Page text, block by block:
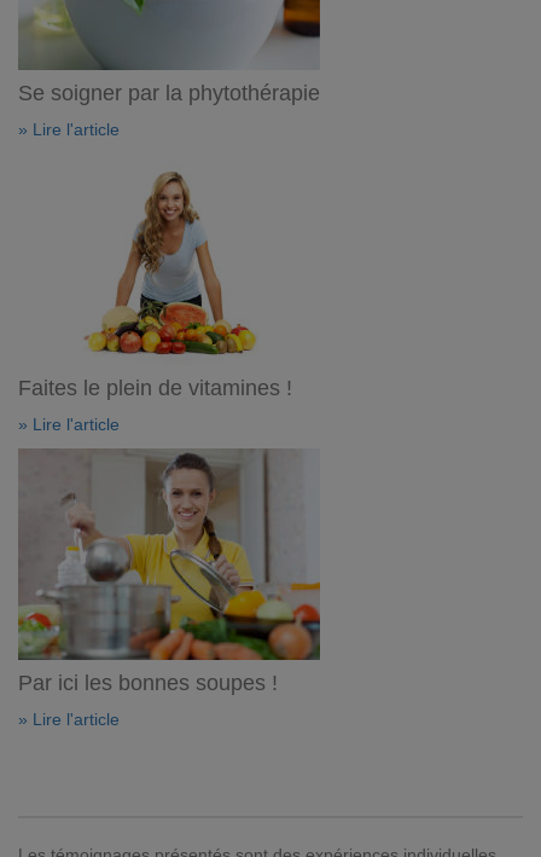
Se soigner par la phytothérapie
» Lire l'article
Faites le plein de vitamines !
» Lire l'article
Par ici les bonnes soupes !
» Lire l'article